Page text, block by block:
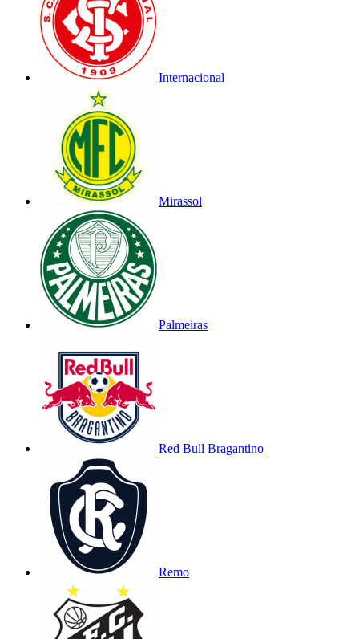
Internacional
Mirassol
Palmeiras
Red Bull Bragantino
Remo